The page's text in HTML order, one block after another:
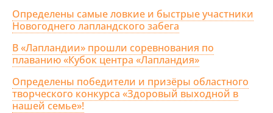
Определены самые ловкие и быстрые участники
Новогоднего лапландского забега
В «Лапландии» прошли соревнования по
плаванию «Кубок центра «Лапландия»
Определены победители и призёры областного
творческого конкурса «Здоровый выходной в
нашей семье»!